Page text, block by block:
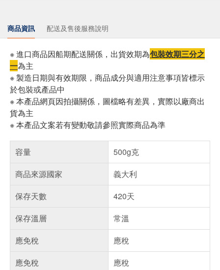
商品資訊 配送及售後服務說明
※ 進口商品因船期配送關係，出貨效期為包裝效期三分之
一為主
※ 製造日期與有效期限，商品成分與適用注意事項皆標示
於包裝或產品中
※ 本產品網頁因拍攝關係，圖檔略有差異，實際以廠商出
貨為主
※ 本產品文案若有變動敬請參照實際商品為準
容量
500g克
商品來源國家
義大利
保存天數
420天
保存溫層
常溫
應免稅
應稅
應免稅
應稅